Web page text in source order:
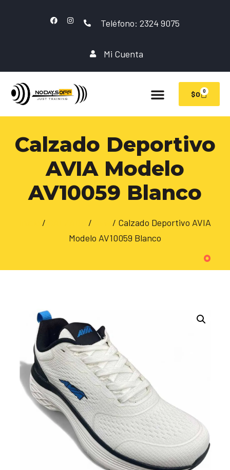
Teléfono: 2324 9075
Mi Cuenta
$0 0
Calzado Deportivo
AVIA Modelo
AV10059 Blanco
/ /
/ Calzado Deportivo AVIA
Modelo AV10059 Blanco